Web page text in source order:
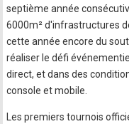
septième année
6000m² d'infrastructures
cette année encore du
réaliser le défi
direct, et dans des
console et mobile.
Les premiers tournois